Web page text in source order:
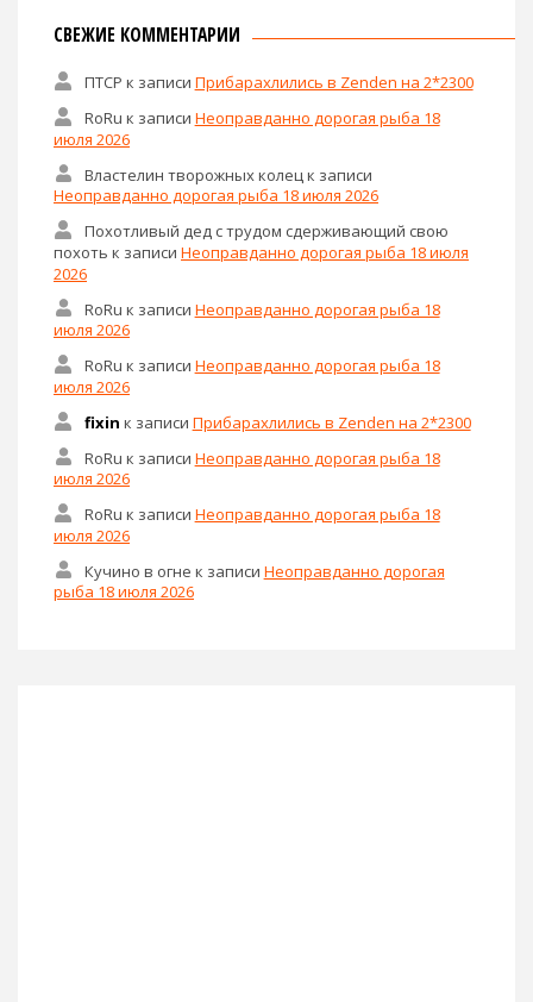
СВЕЖИЕ КОММЕНТАРИИ
ПТСР к записи Прибарахлились в Zenden на 2*2300
RoRu к записи Неоправданно дорогая рыба 18
июля 2026
Властелин творожных колец к записи
Неоправданно дорогая рыба 18 июля 2026
Похотливый дед с трудом сдерживающий свою
похоть к записи Неоправданно дорогая рыба 18 июля
2026
RoRu к записи Неоправданно дорогая рыба 18
июля 2026
RoRu к записи Неоправданно дорогая рыба 18
июля 2026
fixin к записи Прибарахлились в Zenden на 2*2300
RoRu к записи Неоправданно дорогая рыба 18
июля 2026
RoRu к записи Неоправданно дорогая рыба 18
июля 2026
Кучино в огне к записи Неоправданно дорогая
рыба 18 июля 2026